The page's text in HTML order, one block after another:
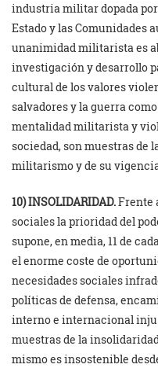
industria militar dopada
Estado y las Comunidades
unanimidad militarista es
investigación y desarrollo
cultural de los valores
salvadores y la guerra
mentalidad militarista y
sociedad, son muestras de
militarismo y de su
10) INSOLIDARIDAD.Frente
sociales la prioridad del
supone, en media, 11 de
el enorme coste de
necesidades sociales
políticas de defensa,
interno e internacional
muestras de la
mismo es insostenible